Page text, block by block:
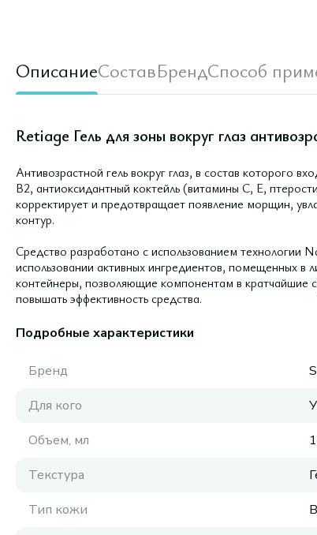
ОписаниеСоставБрендСпособ
Retiage Гель для зоны вокруг глаз
Антивозрастной гель вокруг глаз, в состав которого
B2, антиоксидантный коктейль (витамины С, Е,
корректирует и предотвращает появление морщин,
контур.
Средство разработано с использованием технологии
использовании активных ингредиентов, помещенных
контейнеры, позволяющие компонентам в кратчайшие
повышать эффективность средства.
Подробные характеристики
Бренд
Для кого
Объем, мл
Текстура
Тип кожи